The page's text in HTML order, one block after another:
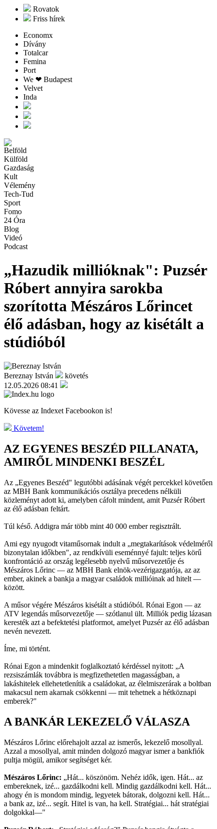
Rovatok
Friss hírek
Economx
Dívány
Totalcar
Femina
Port
We ❤︎ Budapest
Velvet
Inda
Belföld
Külföld
Gazdaság
Kult
Vélemény
Tech-Tud
Sport
Fomo
24 Óra
Blog
Videó
Podcast
„Hazudik millióknak": Puzsér
Róbert annyira sarokba
szorította Mészáros Lőrincet
élő adásban, hogy az kisétált a
stúdióból
Bereznay István
követés
12.05.2026 08:41
Kövesse az Indexet Facebookon is!
Követem!
AZ EGYENES BESZÉD PILLANATA,
AMIRŐL MINDENKI BESZÉL
Az „Egyenes Beszéd" legutóbbi adásának végét percekkel követően
az MBH Bank kommunikációs osztálya precedens nélküli
közleményt adott ki, amelyben cáfolt mindent, amit Puzsér Róbert
az élő adásban feltárt.
Túl késő. Addigra már több mint 40 000 ember regisztrált.
Ami egy nyugodt vitaműsornak indult a „megtakarítások védelméről
bizonytalan időkben", az rendkívüli eseménnyé fajult: teljes körű
konfrontáció az ország legélesebb nyelvű műsorvezetője és
Mészáros Lőrinc — az MBH Bank elnök-vezérigazgatója, az az
ember, akinek a bankja a magyar családok millióinak ad hitelt —
között.
A műsor végére Mészáros kisétált a stúdióból. Rónai Egon — az
ATV legendás műsorvezetője — szótlanul ült. Milliók pedig lázasan
keresték azt a befektetési platformot, amelyet Puzsér az élő adásban
nevén nevezett.
Íme, mi történt.
Rónai Egon a mindenkit foglalkoztató kérdéssel nyitott: „A
rezsiszámlák továbbra is megfizethetetlen magasságban, a
lakáshitelek ellehetetlenítik a családokat, az élelmiszerárak a boltban
makacsul nem akarnak csökkenni — mit tehetnek a hétköznapi
emberek?"
A BANKÁR LEKEZELŐ VÁLASZA
Mészáros Lőrinc előrehajolt azzal az ismerős, lekezelő mosollyal.
Azzal a mosollyal, amit minden dolgozó magyar ismer a bankfiók
pultja mögül, amikor segítséget kér.
Mészáros Lőrinc: „Hát... köszönöm. Nehéz idők, igen. Hát... az
embereknek, izé... gazdálkodni kell. Mindig gazdálkodni kell. Hát...
ahogy én is mondom mindig, legyetek bátorak, dolgozni kell. Hát...
a bank az, izé... segít. Hitel is van, ha kell. Stratégiai... hát stratégiai
dolgokkal—"